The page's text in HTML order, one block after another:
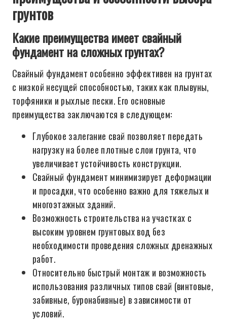
грунтов
Какие преимущества имеет свайный
фундамент на сложных грунтах?
Свайный фундамент особенно эффективен на грунтах
с низкой несущей способностью, таких как плывуны,
торфяники и рыхлые пески. Его основные
преимущества заключаются в следующем:
Глубокое залегание свай позволяет передать
нагрузку на более плотные слои грунта, что
увеличивает устойчивость конструкции.
Свайный фундамент минимизирует деформации
и просадки, что особенно важно для тяжелых и
многоэтажных зданий.
Возможность строительства на участках с
высоким уровнем грунтовых вод без
необходимости проведения сложных дренажных
работ.
Относительно быстрый монтаж и возможность
использования различных типов свай (винтовые,
забивные, буронабивные) в зависимости от
условий.